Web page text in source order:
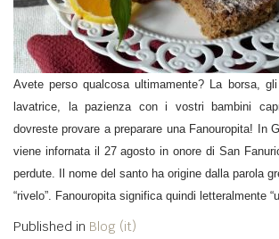
Avete perso qualcosa ultimamente? La borsa,
lavatrice, la pazienza con i vostri bambini
dovreste provare a preparare una Fanouropita!
In
viene infornata il 27 agosto in onore di San
perdute.
Il nome del santo ha origine dalla parola
“rivelo”. Fanouropita significa quindi letteralmente
Published in Blog (it)